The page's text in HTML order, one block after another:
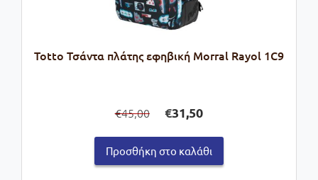
Totto Τσάντα πλάτης εφηβική Morral Rayol 1C9
€45,00
price
was:
€45,00.
€31,50τρέχουσα
τιμή
είναι:
€31,50.
Προσθήκη στο καλάθι